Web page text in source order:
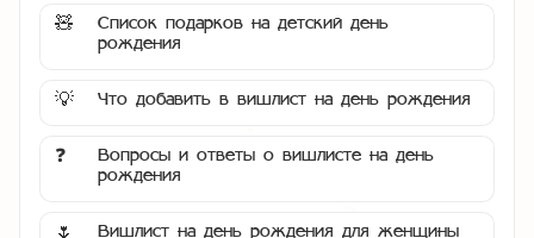
🧸
Список подарков на детский день
рождения
💡 Что добавить в вишлист на день рождения
❓
Вопросы и ответы о вишлисте на день
рождения
🌷 Вишлист на день рождения для женщины